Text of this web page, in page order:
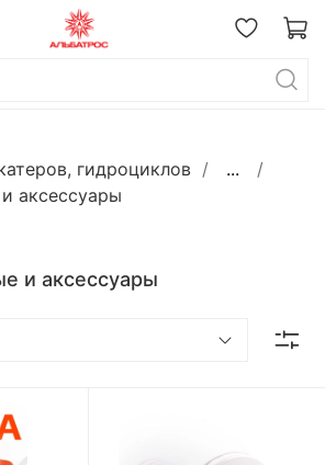
гидроциклов
...
аксессуары
и аксессуары